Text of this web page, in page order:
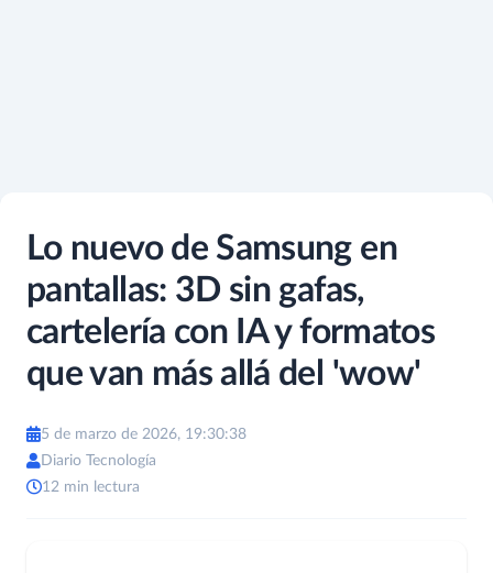
Lo nuevo de Samsung en
pantallas: 3D sin gafas,
cartelería con IA y formatos
que van más allá del 'wow'
5 de marzo de 2026, 19:30:38
Diario Tecnología
12 min lectura